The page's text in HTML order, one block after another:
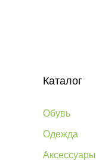
Каталог
Обувь
Одежда
Аксессуары